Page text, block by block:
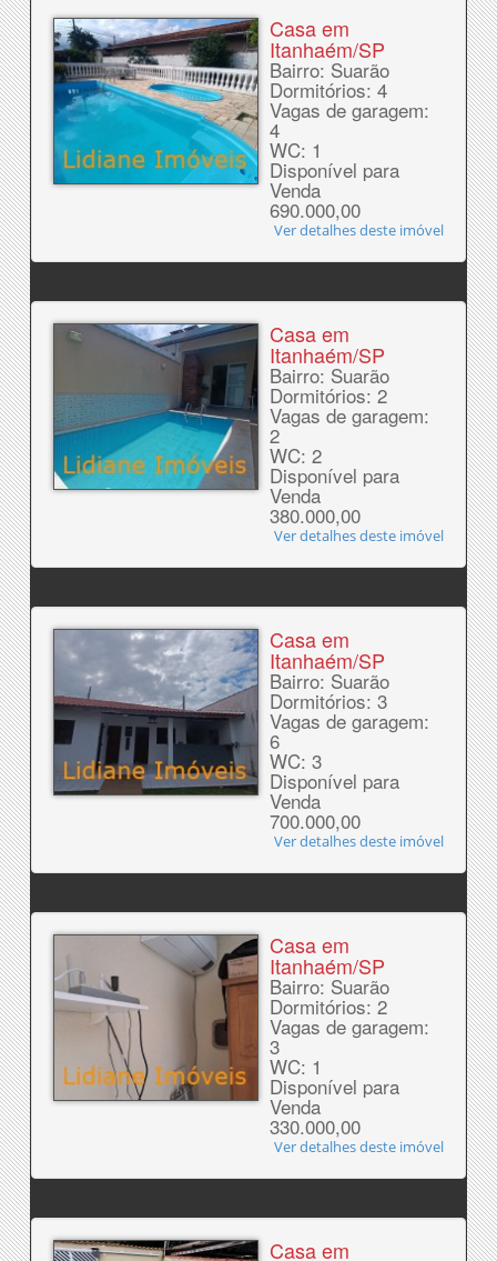
Casa em
Itanhaém/SP
Bairro: Suarão
Dormitórios: 4
Vagas de garagem:
4
WC: 1
Disponível para
Venda
690.000,00
Ver detalhes deste imóvel
Casa em
Itanhaém/SP
Bairro: Suarão
Dormitórios: 2
Vagas de garagem:
2
WC: 2
Disponível para
Venda
380.000,00
Ver detalhes deste imóvel
Casa em
Itanhaém/SP
Bairro: Suarão
Dormitórios: 3
Vagas de garagem:
6
WC: 3
Disponível para
Venda
700.000,00
Ver detalhes deste imóvel
Casa em
Itanhaém/SP
Bairro: Suarão
Dormitórios: 2
Vagas de garagem:
3
WC: 1
Disponível para
Venda
330.000,00
Ver detalhes deste imóvel
Casa em